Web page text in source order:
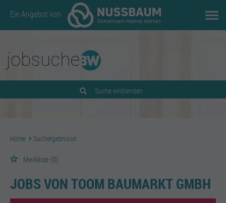
Ein Angebot von
Suche einblenden
Home Suchergebnisse
Merkliste (0)
JOBS VON TOOM BAUMARKT GMBH